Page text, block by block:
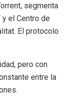
segmenta
el Centro de
El protocolo
pero con
entre la